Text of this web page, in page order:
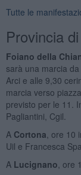
Tutte le
Provincia
Foiano della
sarà una marcia
Arci e alle 9,30
marcia verso
previsto per le 11.
Pagliantini, Cgil.
A Cortona , ore
Uil e Francesca
A Lucignano ,